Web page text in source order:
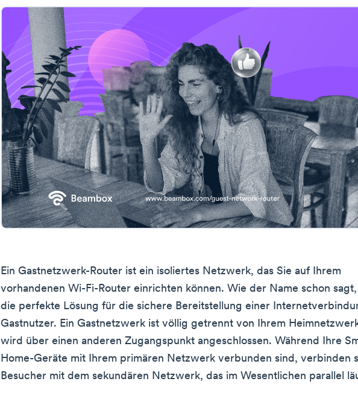
Ein Gastnetzwerk-Router ist ein isoliertes Netzwerk, das Sie auf Ihrem
vorhandenen Wi-Fi-Router einrichten können. Wie der Name schon
die perfekte Lösung für die sichere Bereitstellung einer
Gastnutzer. Ein Gastnetzwerk ist völlig getrennt von Ihrem
wird über einen anderen Zugangspunkt angeschlossen. Während Ihre
Home-Geräte mit Ihrem primären Netzwerk verbunden sind, verbinden
Besucher mit dem sekundären Netzwerk, das im Wesentlichen parallel